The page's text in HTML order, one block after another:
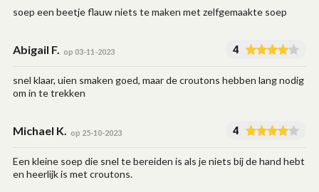
soep een beetje flauw niets te maken met zelfgemaakte soep
Abigail F. op 03-11-2023 4
snel klaar, uien smaken goed, maar de croutons hebben lang nodig
om in te trekken
Michael K. op 25-10-2023 4
Een kleine soep die snel te bereiden is als je niets bij de hand hebt
en heerlijk is met croutons.